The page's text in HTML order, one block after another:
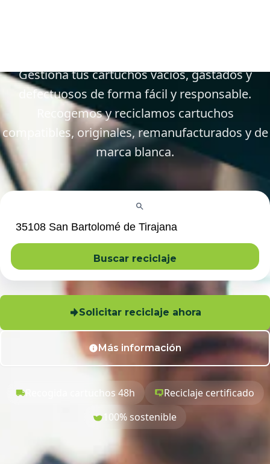
Gestiona tus cartuchos vacíos, gastados y
defectuosos de forma fácil y responsable.
Recogemos y reciclamos cartuchos
compatibles, originales, remanufacturados y de
marca blanca.
Buscar reciclaje
Solicitar reciclaje ahora
Más información
Recogida cartuchos 48h
Reciclaje certificado
100% sostenible